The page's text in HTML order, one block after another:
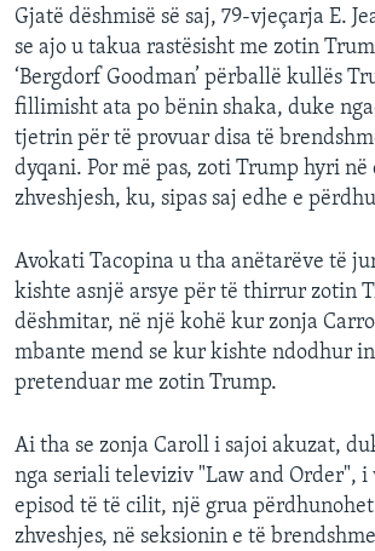
Gjatë dëshmisë së saj, 79-vjeçarja E.
se ajo u takua rastësisht me zotin
‘Bergdorf Goodman’ përballë kullës
fillimisht ata po bënin shaka, duke
tjetrin për të provuar disa të
dyqani. Por më pas, zoti Trump hyri në
zhveshjesh, ku, sipas saj edhe e
Avokati Tacopina u tha anëtarëve të
kishte asnjë arsye për të thirrur zotin
dëshmitar, në një kohë kur zonja
mbante mend se kur kishte ndodhur
pretenduar me zotin Trump.
Ai tha se zonja Caroll i sajoi akuzat,
nga seriali televiziv "Law and Order", i
episod të të cilit, një grua
zhveshjes, në seksionin e të